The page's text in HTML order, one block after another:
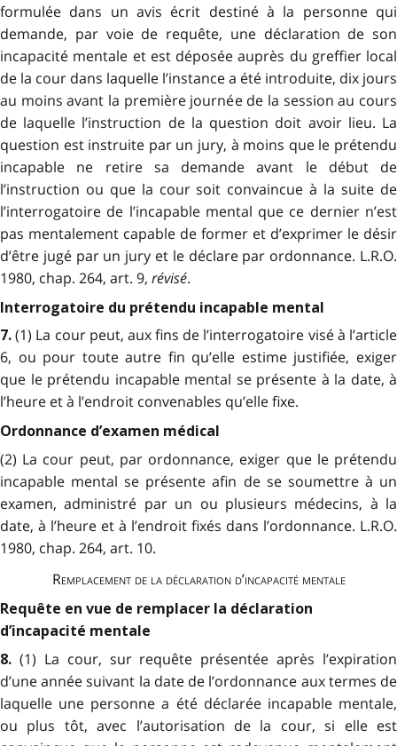
formulée dans un avis écrit destiné à la personne qui
demande, par voie de requête, une déclaration de son
incapacité mentale et est déposée auprès du greffier local
de la cour dans laquelle l’instance a été introduite, dix jours
au moins avant la première journée de la session au cours
de laquelle l’instruction de la question doit avoir lieu. La
question est instruite par un jury, à moins que le prétendu
incapable ne retire sa demande avant le début de
l’instruction ou que la cour soit convaincue à la suite de
l’interrogatoire de l’incapable mental que ce dernier n’est
pas mentalement capable de former et d’exprimer le désir
d’être jugé par un jury et le déclare par ordonnance. L.R.O.
1980, chap. 264, art. 9, révisé.
Interrogatoire du prétendu incapable mental
7.(1) La cour peut, aux fins de l’interrogatoire visé à l’article
6, ou pour toute autre fin qu’elle estime justifiée, exiger
que le prétendu incapable mental se présente à la date, à
l’heure et à l’endroit convenables qu’elle fixe.
Ordonnance d’examen médical
(2) La cour peut, par ordonnance, exiger que le prétendu
incapable mental se présente afin de se soumettre à un
examen, administré par un ou plusieurs médecins, à la
date, à l’heure et à l’endroit fixés dans l’ordonnance. L.R.O.
1980, chap. 264, art. 10.
Remplacement de la déclaration d’incapacité mentale
Requête en vue de remplacer la déclaration
d’incapacité mentale
8. (1) La cour, sur requête présentée après l’expiration
d’une année suivant la date de l’ordonnance aux termes de
laquelle une personne a été déclarée incapable mentale,
ou plus tôt, avec l’autorisation de la cour, si elle est